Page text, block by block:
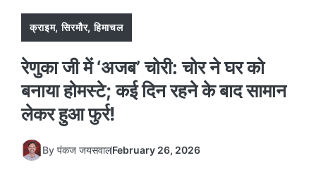
क्राइम,सिरमौर,हिमाचल
रेणुका जी में ‘अजब’ चोरी: चोर ने घर को
बनाया होमस्टे; कई दिन रहने के बाद सामान
लेकर हुआ फुर्र!
By पंकज जयसवालFebruary 26, 2026